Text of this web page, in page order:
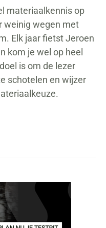
materiaalkennis op
weinig wegen met
Elk jaar fietst Jeroen
kom je wel op heel
is om de lezer
schotelen en wijzer